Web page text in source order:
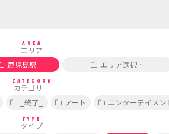
AREA
エリア
鹿児島県 エリア選択…
CATEGORY
カテゴリー
_終了_ アート エンターテイメン
TYPE
タイプ